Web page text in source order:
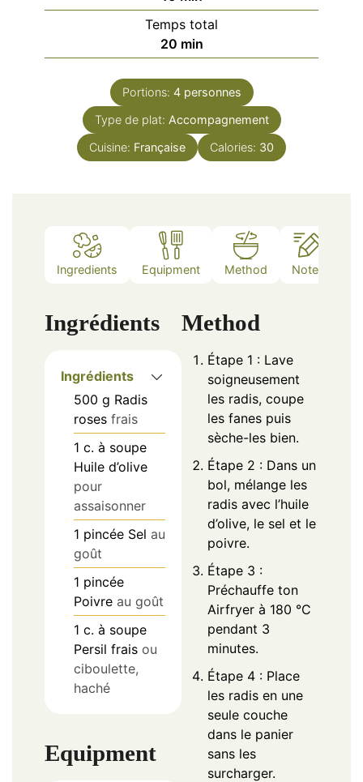
Temps total
20minutes
min
Portions: 4 personnes
Type de plat: Accompagnement
Cuisine: Française Calories: 30
Ingredients Equipment Method Notes
Ingrédients
Ingrédients
500 g Radis
roses frais
1 c. à soupe
Huile d’olive
pour
assaisonner
1 pincée Sel au
goût
1 pincée
Poivre au goût
1 c. à soupe
Persil frais ou
ciboulette,
haché
Equipment
Method
Étape 1 : Lave
soigneusement
les radis, coupe
les fanes puis
sèche-les bien.
Étape 2 : Dans un
bol, mélange les
radis avec l’huile
d’olive, le sel et le
poivre.
Étape 3 :
Préchauffe ton
Airfryer à 180 °C
pendant 3
minutes.
Étape 4 : Place
les radis en une
seule couche
dans le panier
sans les
surcharger.